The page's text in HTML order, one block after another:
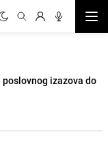
izazova do